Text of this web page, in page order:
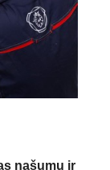
našumu ir